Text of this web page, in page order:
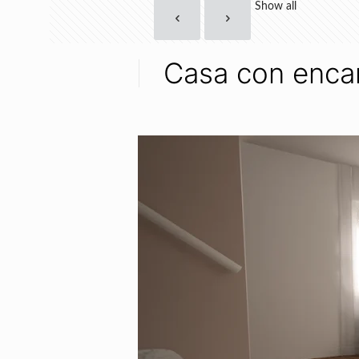
Show all
Casa con